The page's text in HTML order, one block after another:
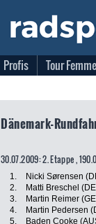
Profis Tour
Dänemark-
30.07.2009: 2. Etappe ,
1. Nicki Sørensen
2.
Matti Breschel
3.
Martin Reimer
4.
Martin Pedersen
5.
Baden Cooke